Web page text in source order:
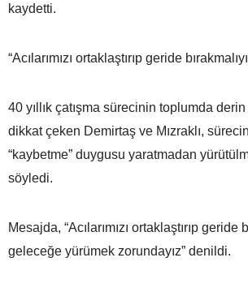
kaydetti.
“Acılarımızı ortaklaştırıp geride
40 yıllık çatışma sürecinin toplumda derin
dikkat çeken Demirtaş ve Mızraklı,
“kaybetme” duygusu yaratmadan
söyledi.
Mesajda, “Acılarımızı ortaklaştırıp geride
geleceğe yürümek zorundayız” denildi.